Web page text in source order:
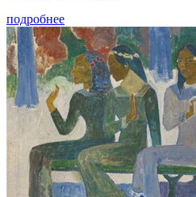
подробнее